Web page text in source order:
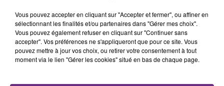
AVENTURA
Obsesion
JEREMY FREROT
Frerot
16h03
16h03 16h00
16h00
Vous pouvez accepter en cliquant sur "Accepter et fermer", ou affiner en
sélectionnant les finalités et/ou partenaires dans "Gérer mes choix".
Vous pouvez également refuser en cliquant sur "Continuer sans
accepter". Vos préférences ne s'appliqueront que pour ce site. Vous
pouvez mettre à jour vos choix, ou retirer votre consentement à tout
moment via le lien "Gérer les cookies" situé en bas de chaque page.